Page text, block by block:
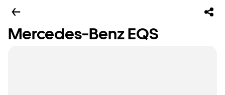
Mercedes-Benz EQS